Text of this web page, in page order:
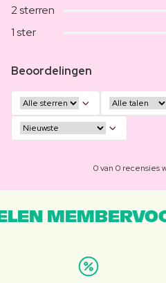
2 sterren
1 ster
Beoordelingen
0 van 0 recensies